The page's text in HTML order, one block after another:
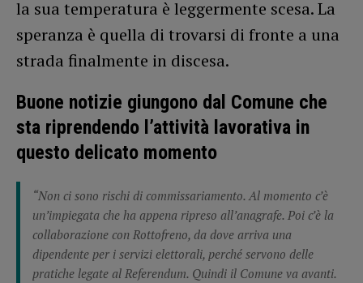
la sua temperatura è leggermente scesa. La
speranza è quella di trovarsi di fronte a una
strada finalmente in discesa.
Buone notizie giungono dal Comune che
sta riprendendo l’attività lavorativa in
questo delicato momento
“Non ci sono rischi di commissariamento. Al momento c’è
un’impiegata che ha appena ripreso all’anagrafe. Poi c’è la
collaborazione con Rottofreno, da dove arriva una
dipendente per i servizi elettorali, perché servono delle
pratiche legate al Referendum. Quindi il Comune va avanti.